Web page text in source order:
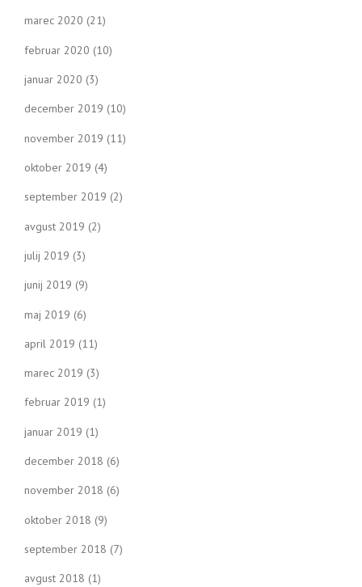
marec 2020 (21)
februar 2020 (10)
januar 2020 (3)
december 2019 (10)
november 2019 (11)
oktober 2019 (4)
september 2019 (2)
avgust 2019 (2)
julij 2019 (3)
junij 2019 (9)
maj 2019 (6)
april 2019 (11)
marec 2019 (3)
februar 2019 (1)
januar 2019 (1)
december 2018 (6)
november 2018 (6)
oktober 2018 (9)
september 2018 (7)
avgust 2018 (1)